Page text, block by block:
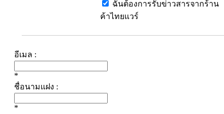
ฉันต้องการรับข่าวสารจากร้าน
ค้าไทยแวร์
อีเมล :
*
ชื่อนามแฝง :
*